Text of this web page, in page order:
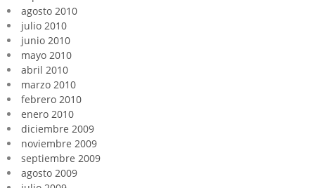
agosto 2010
julio 2010
junio 2010
mayo 2010
abril 2010
marzo 2010
febrero 2010
enero 2010
diciembre 2009
noviembre 2009
septiembre 2009
agosto 2009